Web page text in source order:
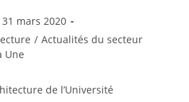
31 mars 2020
/ Actualités du secteur
Une
de l’Université